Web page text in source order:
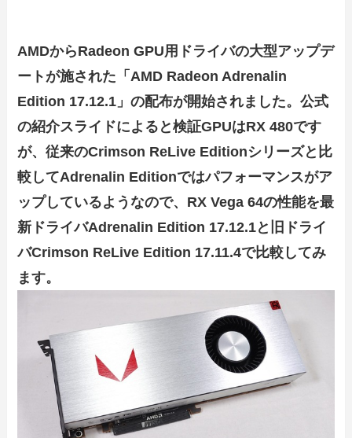
AMDからRadeon GPU用ドライバの大型アップデ
ートが施された「AMD Radeon Adrenalin
Edition 17.12.1」の配布が開始されました。公式
の紹介スライドによると検証GPUはRX 480です
が、従来のCrimson ReLive Editionシリーズと比
較してAdrenalin Editionではパフォーマンスがア
ップしているようなので、RX Vega 64の性能を最
新ドライバAdrenalin Edition 17.12.1と旧ドライ
バCrimson ReLive Edition 17.11.4で比較してみ
ます。